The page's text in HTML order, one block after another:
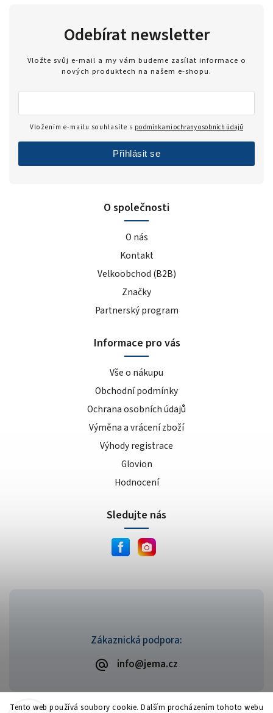
Tento web používá soubory cookie. Dalším procházením tohoto webu
Zákaznická podpora:
info@jema.cz
O společnosti
O nás
Kontakt
Velkoobchod (B2B)
Značky
Partnerský program
Informace pro vás
Vše o nákupu
Obchodní podmínky
Ochrana osobních údajů
Výměna a vrácení zboží
Výhody registrace
Glovion
Hodnocení
Odebírat newsletter
Vložte svůj e-mail a my vám budeme zasílat informace o
nových produktech na našem e-shopu.
Vložením e-mailu souhlasíte s podmínkami ochrany osobních údajů
Přihlásit se
Sledujte nás